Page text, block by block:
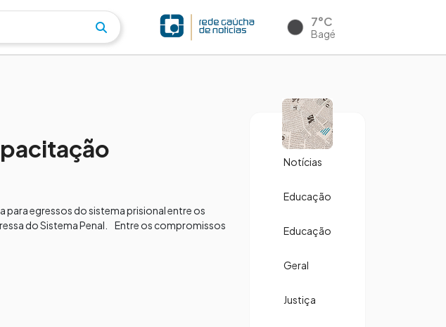
7°C
Bagé
egressos do sistema prisional entre os
do Sistema Penal. Entre os compromissos
Notícias
Educação
Educação
Geral
Justiça